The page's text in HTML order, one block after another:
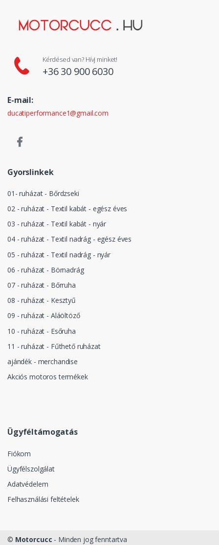
Kérdésed van? Hívj minket!
+36 30 900 6030
E-mail:
ducatiperformance1@gmail.com
Gyorslinkek
01- ruházat - Bőrdzseki
02 - ruházat - Textil kabát - egész éves
03 - ruházat - Textil kabát - nyár
04 - ruházat - Textil nadrág - egész éves
05 - ruházat - Textil nadrág - nyár
06 - ruházat - Börnadrág
07 - ruházat - Bőrruha
08 - ruházat - Kesztyű
09 - ruházat - Aláöltöző
10 - ruházat - Esőruha
11 - ruházat - Fűthető ruházat
ajándék - merchandise
Akciós motoros termékek
Ügyféltámogatás
Fiókom
Ügyfélszolgálat
Adatvédelem
Felhasználási feltételek
© Motorcucc - Minden jog fenntartva